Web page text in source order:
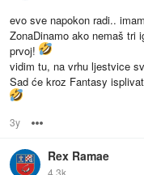
evo sve napokon radi..
ZonaDinamo ako nemaš tri
prvoj!
vidim tu, na vrhu ljestvice
Sad će kroz Fantasy
3y
Rex Ramae
4.3k